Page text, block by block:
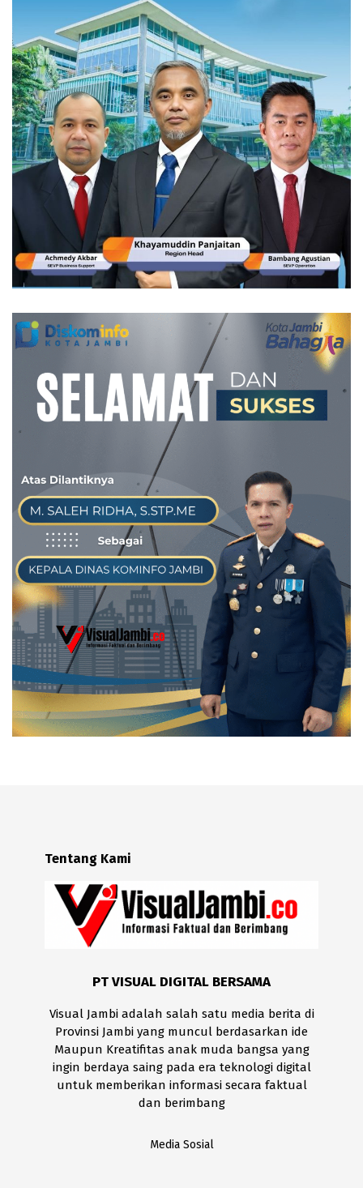
Tentang Kami
PT VISUAL DIGITAL BERSAMA
Visual Jambi adalah salah satu media berita di
Provinsi Jambi yang muncul berdasarkan ide
Maupun Kreatifitas anak muda bangsa yang
ingin berdaya saing pada era teknologi digital
untuk memberikan informasi secara faktual
dan berimbang
Media Sosial